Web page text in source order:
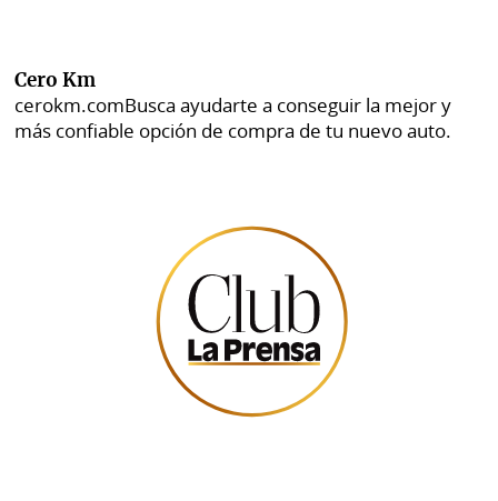
Cero Km
cerokm.comBusca ayudarte a conseguir la mejor y
más confiable opción de compra de tu nuevo auto.